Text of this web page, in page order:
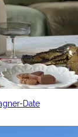
Date